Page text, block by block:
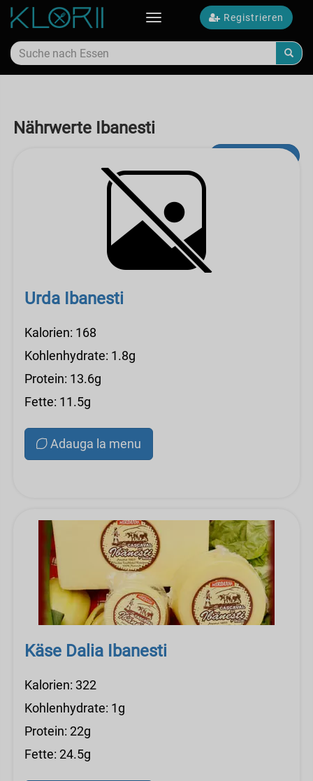
Registrieren
Toggle
Nährwerte Ibanesti
Urda Ibanesti
Kalorien: 168
Kohlenhydrate: 1.8g
Protein: 13.6g
Fette: 11.5g
Adauga la menu
Käse Dalia Ibanesti
Kalorien: 322
Kohlenhydrate: 1g
Protein: 22g
Fette: 24.5g